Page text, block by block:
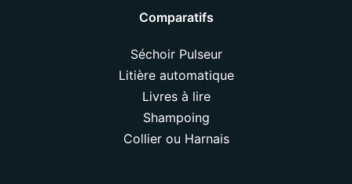
Comparatifs
Séchoir Pulseur
Litière automatique
Livres à lire
Shampoing
Collier ou Harnais